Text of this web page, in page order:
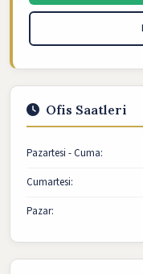
Ofis Saatleri
Pazartesi - Cuma:
Cumartesi:
Pazar: